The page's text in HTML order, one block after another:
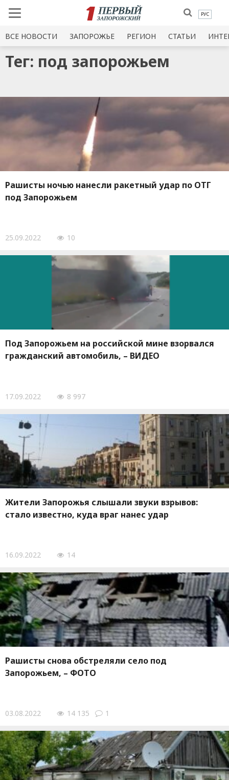
РУС
ВСЕ НОВОСТИ ЗАПОРОЖЬЕ РЕГИОН СТАТЬИ
Тег: под запорожьем
Рашисты ночью нанесли ракетный удар по ОТГ
под Запорожьем
25.09.2022 10
Под Запорожьем на российской мине взорвался
гражданский автомобиль, – ВИДЕО
17.09.2022 8 997
Жители Запорожья слышали звуки взрывов:
стало известно, куда враг нанес удар
16.09.2022 14
Рашисты снова обстреляли село под
Запорожьем, – ФОТО
03.08.2022 14 135 1